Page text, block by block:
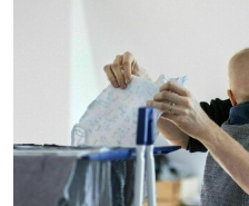
gesellschaft
kultur